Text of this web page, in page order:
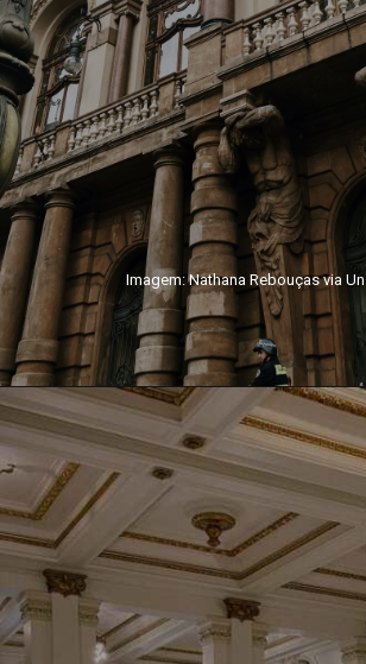
Imagem: Nathana Rebouças via